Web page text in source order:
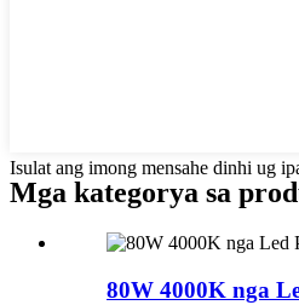
Isulat ang imong mensahe dinhi ug
Mga kategorya sa
80W 4000K nga